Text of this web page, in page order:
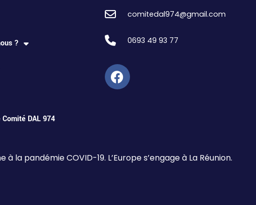
?
DAL 974
comitedal974@gmail.com
0693 49 93 77
la pandémie COVID-19. L’Europe s’engage à La Réunion.